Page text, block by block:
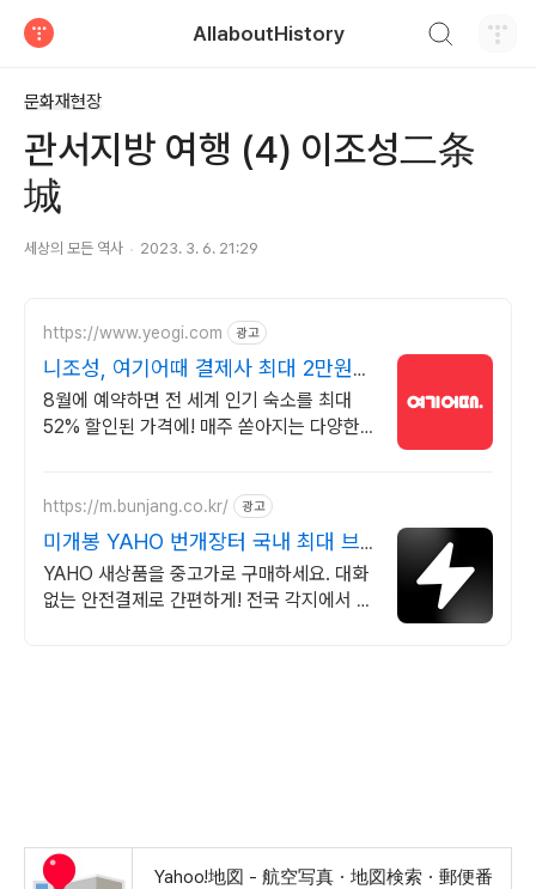
AllaboutHistory
문화재현장
관서지방 여행 (4) 이조성二条
城
세상의 모든 역사 2023. 3. 6. 21:29
https://www.yeogi.com 광고
니조성, 여기어때 결제사 최대 2만원
추가할인
8월에 예약하면 전 세계 인기 숙소를 최대
52% 할인된 가격에! 매주 쏟아지는 다양한
https://m.bunjang.co.kr/ 광고
미개봉 YAHO 번개장터 국내 최대 브
랜드 중고거래
YAHO 새상품을 중고가로 구매하세요. 대화
없는 안전결제로 간편하게! 전국 각지에서 올
Yahoo!地図 - 航空写真・地図検索・郵便番